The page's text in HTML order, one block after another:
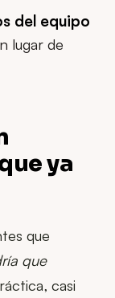
del equipo
lugar de
ya
que
que
casi